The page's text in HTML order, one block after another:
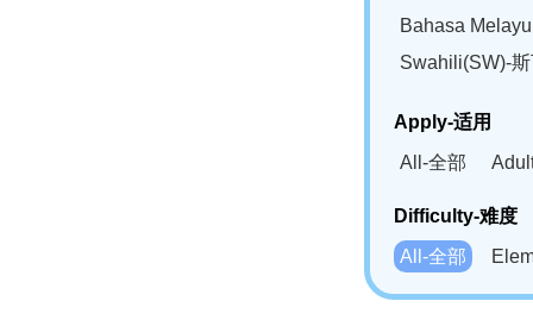
Bahasa
Swahili(SW)-
Apply-适用
All-全部
Difficulty-难度
All-全部